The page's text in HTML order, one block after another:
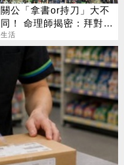
關公「拿書or持刀」大不
同！ 命理師揭密：拜對大
加分、拜錯恐虧本
生活